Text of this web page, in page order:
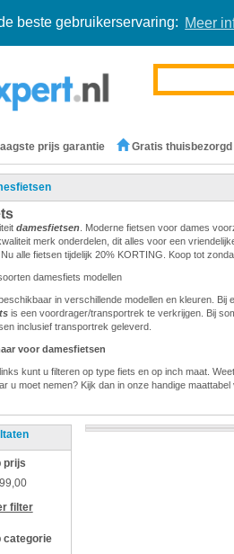
beste gebruikerservaring: Meer
prijs garantie Gratis thuisbezorgd
damesfietsen. Moderne fietsen voor dames
merk onderdelen, dit alles voor een
alle fietsen tijdelijk 20% KORTING. Koop tot
damesfiets modellen
in verschillende modellen en kleuren. Bij
is een voordrager/transportrek te verkrijgen. Bij
inclusief transportrek geleverd.
voor damesfietsen
kunt u filteren op type fiets en op inch maat.
u moet nemen? Kijk dan in onze handige maattabel
prijs
filter
categorie